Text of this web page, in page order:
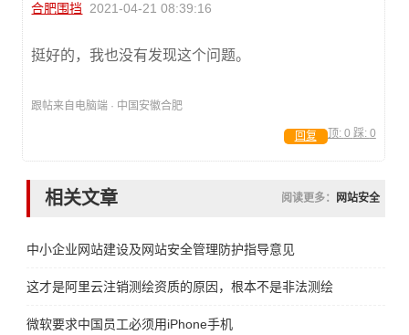
合肥围挡 2021-04-21 08:39:16
挺好的，我也没有发现这个问题。
跟帖来自电脑端 · 中国安徽合肥
顶: 0 踩: 0
回复
相关文章 阅读更多： 网站安全
中小企业网站建设及网站安全管理防护指导意见
这才是阿里云注销测绘资质的原因，根本不是非法测绘
微软要求中国员工必须用iPhone手机